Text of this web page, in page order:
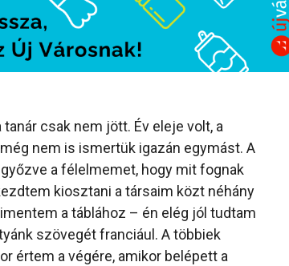
csak nem jött. Év eleje volt, a
nem is ismertük igazán egymást. A
a félelmemet, hogy mit fognak
kiosztani a társaim közt néhány
a táblához – én elég jól tudtam
szövegét franciául. A többiek
értem a végére, amikor belépett a